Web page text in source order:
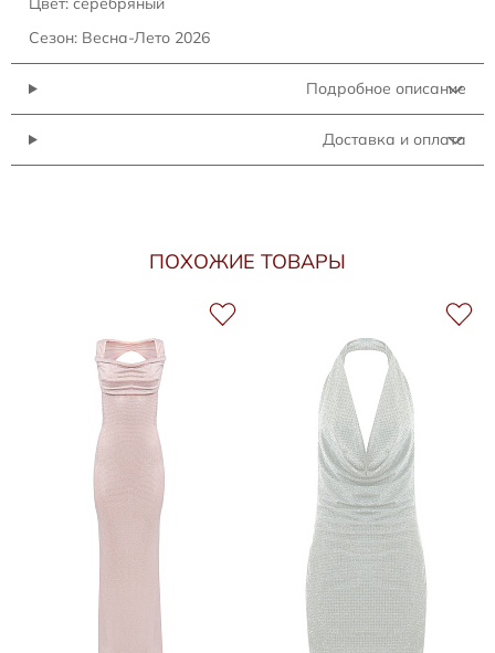
Сезон: Весна-Лето 2026
Подробное описание
Доставка и оплата
ПОХОЖИЕ ТОВАРЫ